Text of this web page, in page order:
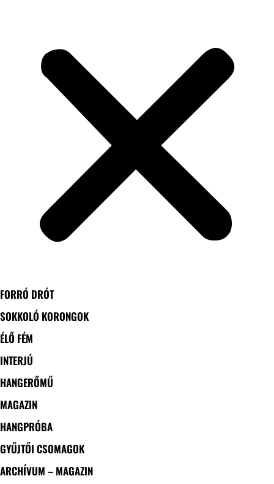
FORRÓ DRÓT
SOKKOLÓ KORONGOK
ÉLŐ FÉM
INTERJÚ
HANGERŐMŰ
MAGAZIN
HANGPRÓBA
GYŰJTŐI CSOMAGOK
ARCHÍVUM – MAGAZIN